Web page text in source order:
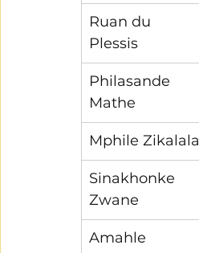
Ruan du
Plessis
Philasande
Mathe
Mphile Zikalala
Sinakhonke
Zwane
Amahle